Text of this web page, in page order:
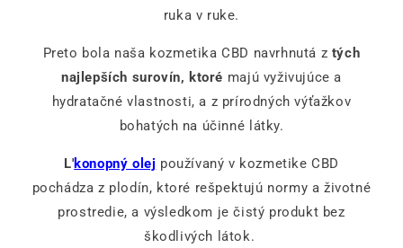
ruka v ruke.
Preto bola naša kozmetika CBD navrhnutá z tých
najlepších surovín, ktoré majú vyživujúce a
hydratačné vlastnosti, a z prírodných výťažkov
bohatých na účinné látky.
L'konopný olej používaný v kozmetike CBD
pochádza z plodín, ktoré rešpektujú normy a životné
prostredie, a výsledkom je čistý produkt bez
škodlivých látok.